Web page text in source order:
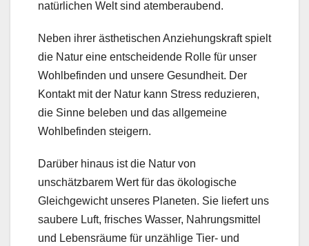
natürlichen Welt sind atemberaubend.
Neben ihrer ästhetischen Anziehungskraft spielt
die Natur eine entscheidende Rolle für unser
Wohlbefinden und unsere Gesundheit. Der
Kontakt mit der Natur kann Stress reduzieren,
die Sinne beleben und das allgemeine
Wohlbefinden steigern.
Darüber hinaus ist die Natur von
unschätzbarem Wert für das ökologische
Gleichgewicht unseres Planeten. Sie liefert uns
saubere Luft, frisches Wasser, Nahrungsmittel
und Lebensräume für unzählige Tier- und